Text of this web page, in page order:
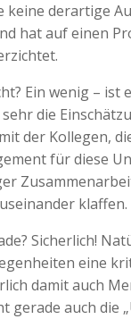
keine derartige
hat auf einen
Ein wenig – ist
die
der Kollegen,
für diese
klaffen.
Sicherlich!
eine
damit auch
gerade auch die